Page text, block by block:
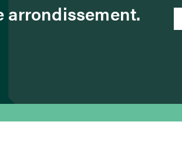
arrondissement.